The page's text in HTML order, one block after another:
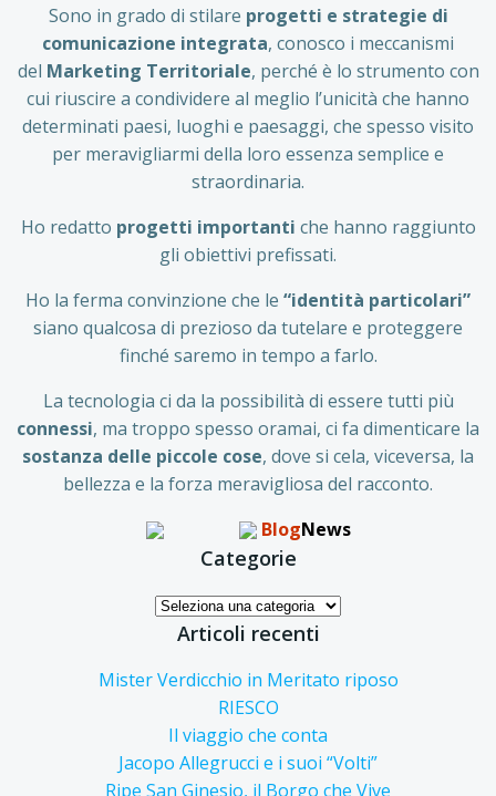
Sono in grado di stilare progetti e strategie di
comunicazione integrata, conosco i meccanismi
del Marketing Territoriale, perché è lo strumento con
cui riuscire a condividere al meglio l’unicità che hanno
determinati paesi, luoghi e paesaggi, che spesso visito
per meravigliarmi della loro essenza semplice e
straordinaria.
Ho redatto progetti importanti che hanno raggiunto
gli obiettivi prefissati.
Ho la ferma convinzione che le “identità particolari”
siano qualcosa di prezioso da tutelare e proteggere
finché saremo in tempo a farlo.
La tecnologia ci da la possibilità di essere tutti più
connessi, ma troppo spesso oramai, ci fa dimenticare la
sostanza delle piccole cose, dove si cela, viceversa, la
bellezza e la forza meravigliosa del racconto.
BlogNews
Categorie
Categorie
Articoli recenti
Mister Verdicchio in Meritato riposo
RIESCO
Il viaggio che conta
Jacopo Allegrucci e i suoi “Volti”
Ripe San Ginesio, il Borgo che Vive